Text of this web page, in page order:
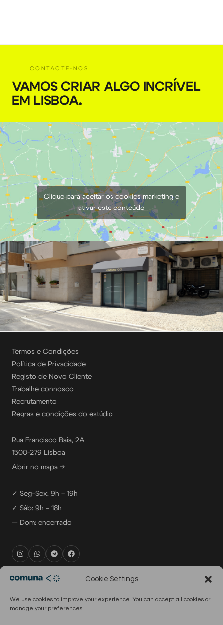
Cookie Settings
We use cookies to improve your experience. You can accept all cookies or
manage your preferences.
CONTACTE-NOS
VAMOS CRIAR ALGO INCRÍVEL
EM LISBOA.
Clique para aceitar os cookies marketing e
ativar este conteúdo
Termos e Condições
Política de Privacidade
Registo de Novo Cliente
Trabalhe connosco
Recrutamento
Regras e condições do estúdio
Rua Francisco Baía, 2A
1500-279 Lisboa
Abrir no mapa →
✓ Seg–Sex: 9h – 19h
✓ Sáb: 9h – 18h
— Dom: encerrado
rental@comuna.pt
production@comuna.pt